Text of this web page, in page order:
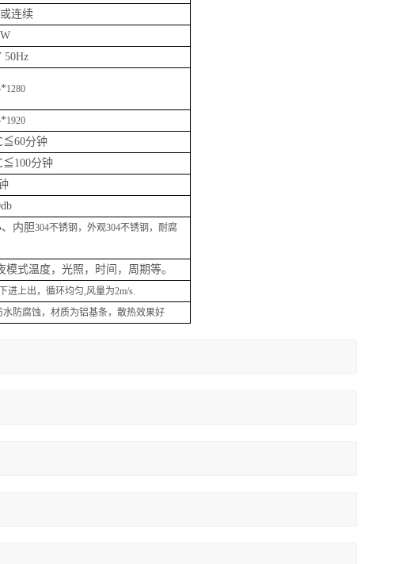
连续
W
50Hz
1280
1920
分钟
分钟
内胆304不锈钢，外观304不锈钢，耐腐
式温度，光照，时间，周期等。
进上出，循环均匀,风量为2m/s.
水防腐蚀，材质为铝基条，散热效果好